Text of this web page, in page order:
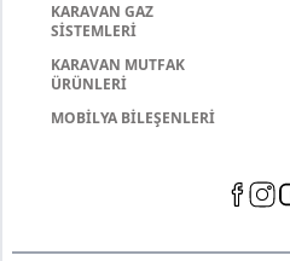
KARAVAN GAZ
SİSTEMLERİ
KARAVAN MUTFAK
ÜRÜNLERİ
MOBİLYA BİLEŞENLERİ